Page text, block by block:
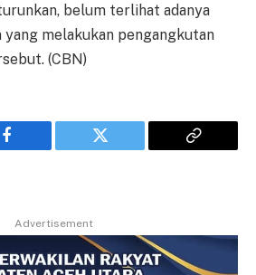
belum terlihat adanya
melakukan pengangkutan
(CBN)
Facebook Twitter
Copy
Advertisement